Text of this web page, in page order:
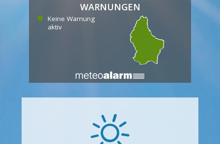
WARNUNGEN
Keine Warnung
aktiv